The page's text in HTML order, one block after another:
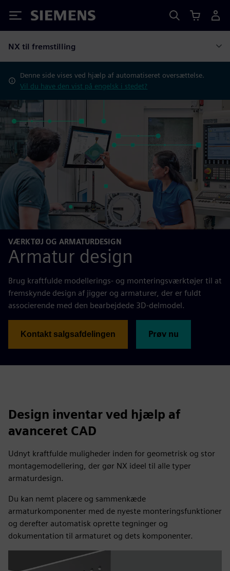
Siemens
NX til fremstilling
Denne side vises ved hjælp af automatiseret oversættelse.
Vil du have den vist på engelsk i stedet?
VÆRKTØJ OG ARMATURDESIGN
Armatur design
Brug kraftfulde modellerings- og monteringsværktøjer til at
fremskynde design af jigger og armaturer, der er fuldt
associerende med den bearbejdede 3D-delmodel.
Kontakt salgsafdelingen Prøv nu
Design inventar ved hjælp af
avanceret CAD
Udnyt kraftfulde muligheder inden for geometrisk og stor
montagemodellering, der gør NX ideel til alle typer
armaturdesign.
Du kan nemt placere og sammenkæde
armaturkomponenter med de nyeste monteringsfunktioner
og derefter automatisk oprette tegninger og
dokumentation til armaturet og dets komponenter.